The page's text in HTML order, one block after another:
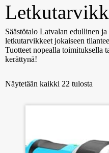
Säästötalo Latvalan edullinen
letkutarvikkeet jokaiseen
Tuotteet nopealla toimituksella
kerättynä!
Näytetään kaikki 22 tulosta